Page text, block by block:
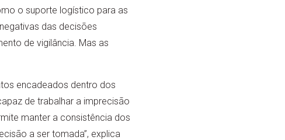
o suporte logístico para as
das decisões
de vigilância. Mas as
encadeados dentro dos
de trabalhar a imprecisão
manter a consistência dos
a ser tomada”, explica